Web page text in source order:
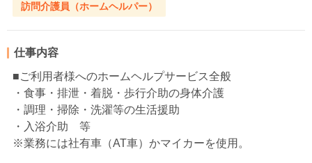
訪問介護員（ホームヘルパー）
仕事内容
■ご利用者様へのホームヘルプサービス全般
・食事・排泄・着脱・歩行介助の身体介護
・調理・掃除・洗濯等の生活援助
・入浴介助 等
※業務には社有車（AT車）かマイカーを使用。